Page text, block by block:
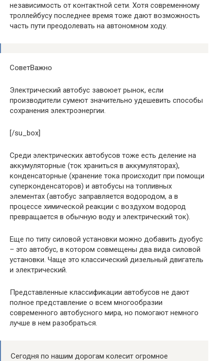
независимость от контактной сети. Хотя современному
троллейбусу последнее время тоже дают возможность
часть пути преодолевать на автономном ходу.
СоветВажно
Электрический автобус завоюет рынок, если
производители сумеют значительно удешевить способы
сохранения электроэнергии.
[/su_box]
Среди электрических автобусов тоже есть деление на
аккумуляторные (ток храниться в аккумуляторах),
конденсаторные (хранение тока происходит при помощи
суперконденсаторов) и автобусы на топливных
элементах (автобус заправляется водородом, а в
процессе химической реакции с воздухом водород
превращается в обычную воду и электрический ток).
Еще по типу силовой установки можно добавить дуобус
– это автобус, в котором совмещены два вида силовой
установки. Чаще это классический дизельный двигатель
и электрический.
Представленные классификации автобусов не дают
полное представление о всем многообразии
современного автобусного мира, но помогают немного
лучше в нем разобраться.
Сегодня по нашим дорогам колесит огромное